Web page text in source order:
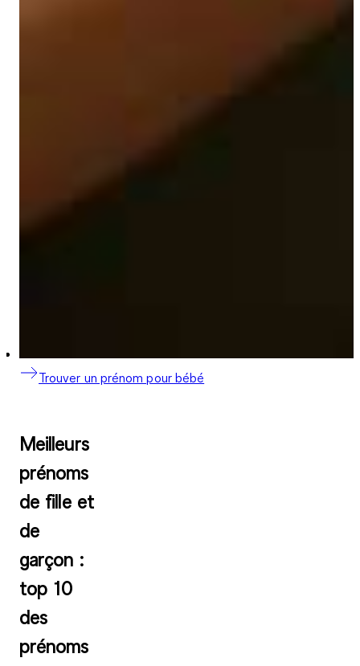
Trouver un prénom pour bébé
Meilleurs
prénoms
de fille et
de
garçon :
top 10
des
prénoms